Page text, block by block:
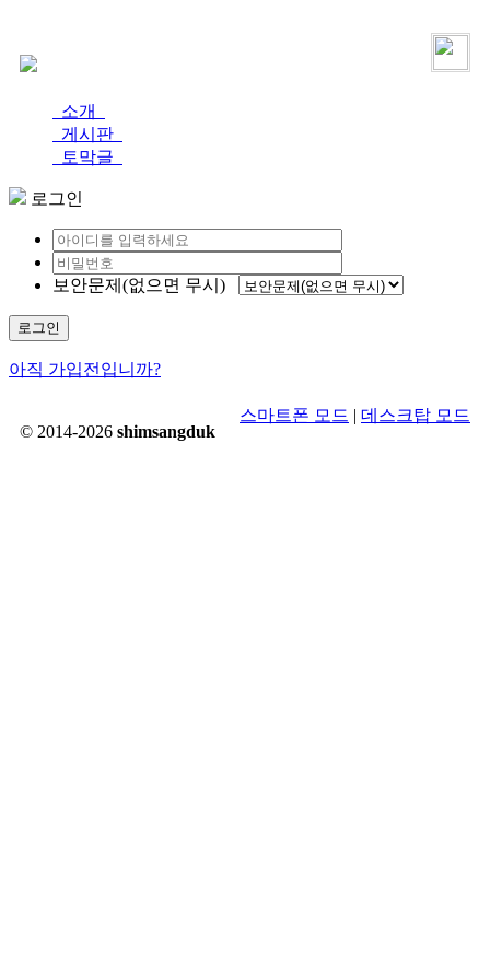
소개
게시판
토막글
로그인
보안문제(없으면 무시)
로그인
아직 가입전입니까?
© 2014-2026 shimsangduk
스마트폰 모드 | 데스크탑 모드